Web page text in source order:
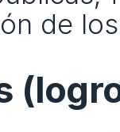
de